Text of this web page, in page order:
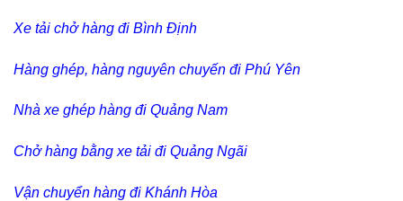
Xe tải chở hàng đi Bình Định
Hàng ghép, hàng nguyên chuyến đi Phú Yên
Nhà xe ghép hàng đi Quảng Nam
Chở hàng bằng xe tải đi Quảng Ngãi
Vận chuyển hàng đi Khánh Hòa